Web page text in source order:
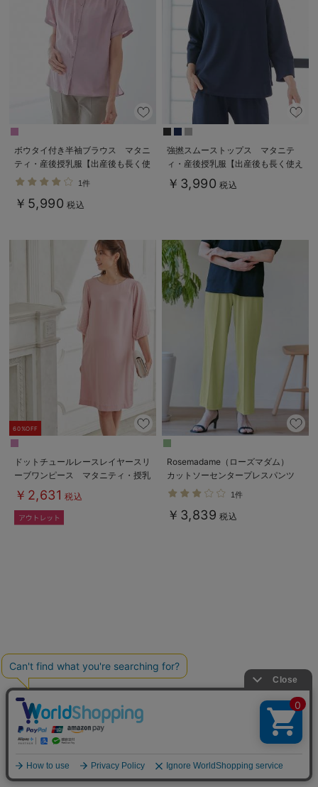
ボウタイ付き半袖ブラウス マタニ
ティ・産後授乳服【出産後も長く使
える】
1件
￥5,990 税込
強撚スムーストップス マタニテ
ィ・産後授乳服【出産後も長く使え
る】
￥3,990 税込
60%OFF
ドットチュールレースレイヤースリ
ーブワンピース マタニティ・授乳
服【出産後も長く使える】
￥2,631 税込
Rosemadame（ローズマダム）
カットソーセンタープレスパンツ
マタニティ・産後
1件
￥3,839 税込